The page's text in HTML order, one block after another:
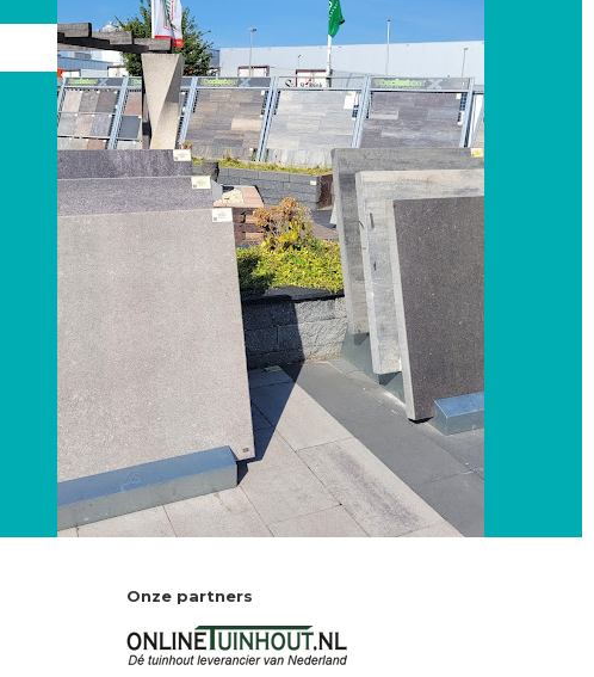
Onze partners